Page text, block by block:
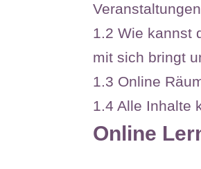
1.2 Wie kannst
mit sich bringt
1.3 Online
1.4 Alle Inhalte
Online